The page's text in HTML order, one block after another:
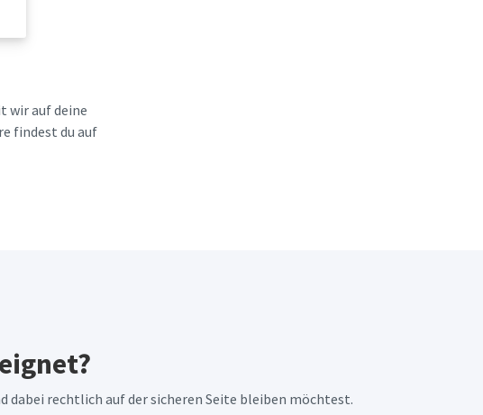
wir auf deine
findest du auf
rechtlich auf der sicheren Seite bleiben möchtest.